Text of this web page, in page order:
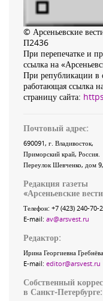
© Арсеньевские
П2436
При перепечатке и
ссылка на
При републикации в
работающая ссылка
страницу сайта:
Почтовый адрес:
690091, г. Владивосток,
Приморский край, Россия
Переулок Шевченко, дом
Редакция газеты
«Арсеньевские вести
Телефон: +7 (423) 240-70-
E-mail: av@arsvest.ru
Редактор:
Ирина Георгиевна
E-mail: editor@arsvest.ru
Собственный
в Санкт-Петербурге: